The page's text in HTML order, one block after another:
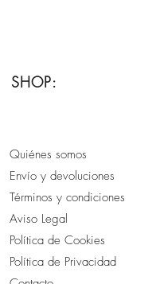
SHOP:
Quiénes somos
Envío y devoluciones
Términos y condiciones
Aviso Legal
Política de Cookies
Política de Privacidad